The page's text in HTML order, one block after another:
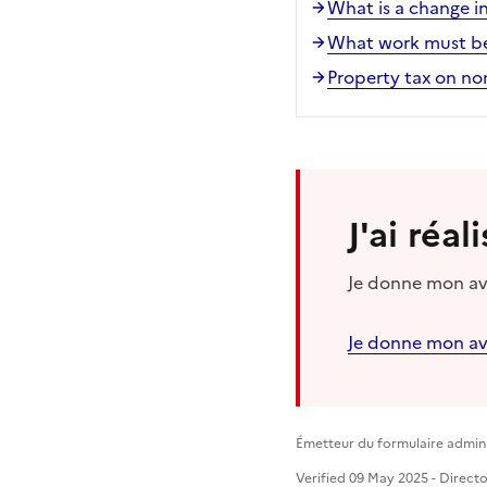
What is a change
What work must
Property tax on
J'ai
Je donne mon
Je donne mon
Émetteur du formulaire
Verified 09 May 2025 -